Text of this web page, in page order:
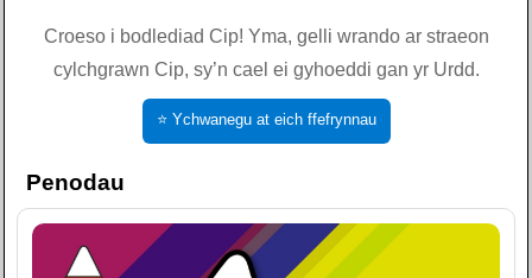
Croeso i bodlediad Cip! Yma, gelli wrando ar straeon
cylchgrawn Cip, sy’n cael ei gyhoeddi gan yr Urdd.
⭐ Ychwanegu at eich ffefrynnau
Penodau